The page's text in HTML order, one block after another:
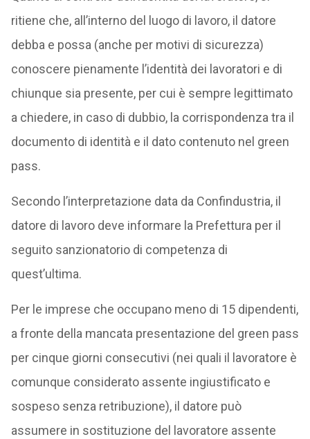
ritiene che, all’interno del luogo di lavoro, il datore
debba e possa (anche per motivi di sicurezza)
conoscere pienamente l’identità dei lavoratori e di
chiunque sia presente, per cui è sempre legittimato
a chiedere, in caso di dubbio, la corrispondenza tra il
documento di identità e il dato contenuto nel green
pass.
Secondo l’interpretazione data da Confindustria, il
datore di lavoro deve informare la Prefettura per il
seguito sanzionatorio di competenza di
quest’ultima.
Per le imprese che occupano meno di 15 dipendenti,
a fronte della mancata presentazione del green pass
per cinque giorni consecutivi (nei quali il lavoratore è
comunque considerato assente ingiustificato e
sospeso senza retribuzione), il datore può
assumere in sostituzione del lavoratore assente